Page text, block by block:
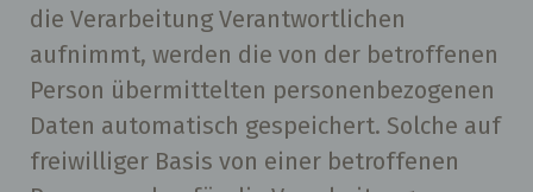
die Verarbeitung Verantwortlichen
aufnimmt, werden die von der betroffenen
Person übermittelten personenbezogenen
Daten automatisch gespeichert. Solche auf
freiwilliger Basis von einer betroffenen
Cookies / SessionStorage /
Die Internetseiten verwenden teilweise
Cookies, LocalStorage und
dazu, unser Angebot
sicherer zu machen. Local Storage